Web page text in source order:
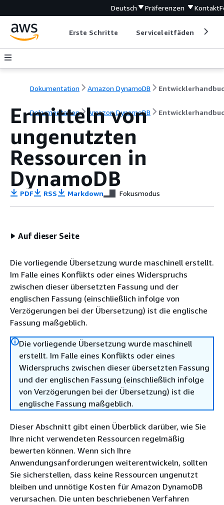
Deutsch Präferenzen Kontakt
Erste Schritte Serviceleitfäden
Dokumentation Amazon DynamoDB
Dokumentation Amazon DynamoDB
Ermitteln von
ungenutzten
Ressourcen in
DynamoDB
PDF RSS Markdown Fokusmodus
Auf dieser Seite
Die vorliegende Übersetzung wurde maschinell erstellt.
Im Falle eines Konflikts oder eines Widerspruchs
zwischen dieser übersetzten Fassung und der
englischen Fassung (einschließlich infolge von
Verzögerungen bei der Übersetzung) ist die englische
Fassung maßgeblich.
Die vorliegende Übersetzung wurde maschinell
erstellt. Im Falle eines Konflikts oder eines
Widerspruchs zwischen dieser übersetzten Fassung
und der englischen Fassung (einschließlich infolge
von Verzögerungen bei der Übersetzung) ist die
englische Fassung maßgeblich.
Dieser Abschnitt gibt einen Überblick darüber, wie Sie
Ihre nicht verwendeten Ressourcen regelmäßig
bewerten können. Wenn sich Ihre
Anwendungsanforderungen weiterentwickeln, sollten
Sie sicherstellen, dass keine Ressourcen ungenutzt
bleiben und unnötige Kosten für Amazon DynamoDB
verursachen. Die unten beschriebenen Verfahren